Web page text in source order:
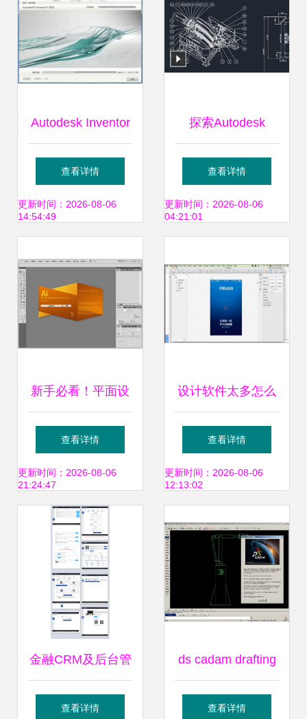
Autodesk Inventor
安装包下载与安装
教程（含破解激
查看详情
更新时间：2026-08-06
14:54:49
探索Autodesk
Inventor 专业机械
设计软件的3D
查看详情
更新时间：2026-08-06
04:21:01
新手必看！平面设
计软件推荐 这些工
具助你轻松开启设
计之路
查看详情
更新时间：2026-08-06
21:24:47
设计软件太多怎么
办？3年工作经验
帮你总结
查看详情
更新时间：2026-08-06
12:13:02
金融CRM及后台管
理软件UI规范与界
查看详情
ds cadam drafting
官方版下载 cad草
查看详情